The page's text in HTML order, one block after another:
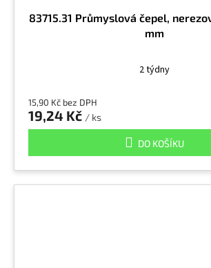
83715.31 Průmyslová čepel,
mm
2 týdny
15,90 Kč bez DPH
19,24 Kč / ks
DO KOŠÍKU